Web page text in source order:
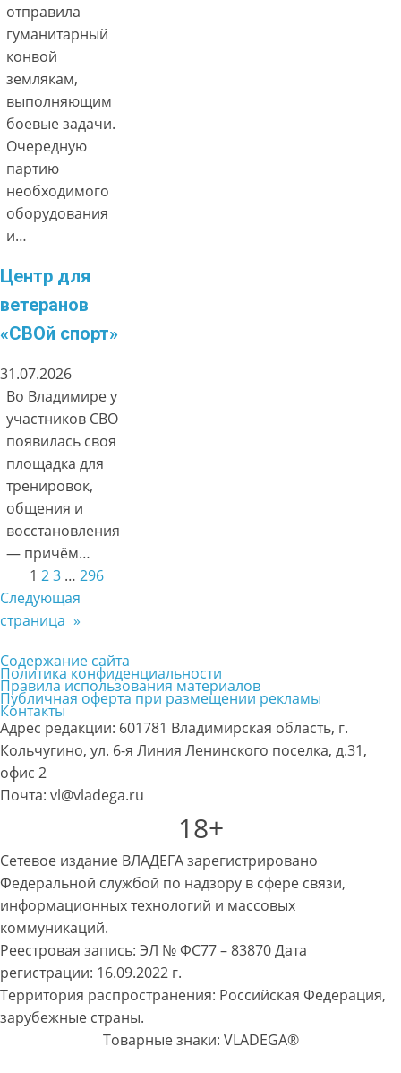
отправила
гуманитарный
конвой
землякам,
выполняющим
боевые задачи.
Очередную
партию
необходимого
оборудования
и…
Центр для
ветеранов
«СВОй спорт»
31.07.2026
Во Владимире у
участников СВО
появилась своя
площадка для
тренировок,
общения и
восстановления
— причём…
1 23 … 296
Следующая
страница »
Содержание сайта
Политика конфиденциальности
Правила использования материалов
Публичная оферта при размещении рекламы
Контакты
Адрес редакции: 601781 Владимирская область, г.
Кольчугино, ул. 6-я Линия Ленинского поселка, д.31,
офис 2
Почта: vl@vladega.ru
18+
Сетевое издание ВЛАДЕГА зарегистрировано
Федеральной службой по надзору в сфере связи,
информационных технологий и массовых
коммуникаций.
Реестровая запись: ЭЛ № ФС77 – 83870 Дата
регистрации: 16.09.2022 г.
Территория распространения: Российская Федерация,
зарубежные страны.
Товарные знаки: VLADEGA®